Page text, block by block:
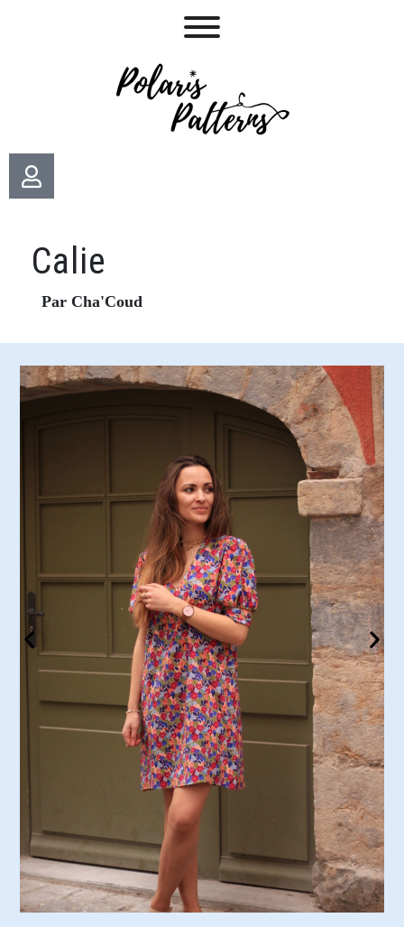
Calie
Par Cha'Coud